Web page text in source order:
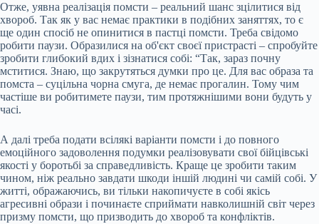
Отже, уявна реалізація помсти – реальний шанс зцілитися від
хвороб. Так як у вас немає практики в подібних заняттях, то є
ще один спосіб не опинитися в пастці помсти. Треба свідомо
робити паузи. Образилися на об'єкт своєї пристрасті – спробуйте
зробити глибокий вдих і зізнатися собі: “Так, зараз почну
мститися. Знаю, що закрутяться думки про це. Для вас образа та
помста – суцільна чорна смуга, де немає прогалин. Тому чим
частіше ви робитимете паузи, тим протяжнішими вони будуть у
часі.
А далі треба подати всілякі варіанти помсти і до повного
емоційного задоволення подумки реалізовувати свої бійцівські
якості у боротьбі за справедливість. Краще це зробити таким
чином, ніж реально завдати шкоди іншій людині чи самій собі. У
житті, ображаючись, ви тільки накопичуєте в собі якісь
агресивні образи і починаєте сприймати навколишній світ через
призму помсти, що призводить до хвороб та конфліктів.